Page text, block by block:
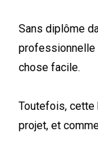
Sans diplôme
professionnelle
chose facile.
Toutefois, cette
projet, et